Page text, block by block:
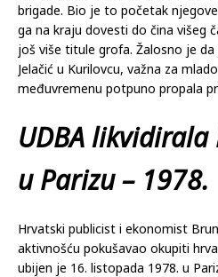
brigade. Bio je to početak
ga na kraju dovesti do čina višeg
još više titule grofa. Žalosno je
Jelačić u Kurilovcu, važna za
međuvremenu potpuno propala
UDBA
u Parizu – 1978.
Hrvatski publicist i ekonomist
aktivnošću pokušavao okupiti
ubijen je 16. listopada 1978. u